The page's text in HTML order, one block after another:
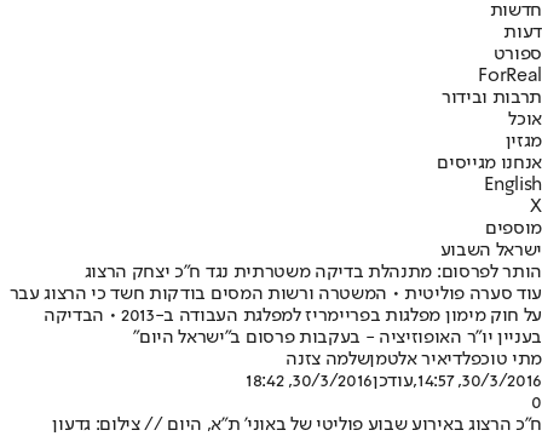
חדשות
דעות
ספורט
ForReal
תרבות ובידור
אוכל
מגזין
אנחנו מגייסים
English
X
מוספים
ישראל השבוע
הותר לפרסום: מתנהלת בדיקה משטרתית נגד ח"כ יצחק הרצוג
עוד סערה פוליטית • המשטרה ורשות המסים בודקות חשד כי הרצוג עבר
על חוק מימון מפלגות בפריימריז למפלגת העבודה ב-2013 • הבדיקה
בעניין יו"ר האופוזיציה - בעקבות פרסום ב"ישראל היום"
מתי טוכפלדיאיר אלטמןשלמה צזנה
30/3/2016, 14:57
,עודכן30/3/2016, 18:42
0
ח"כ הרצוג באירוע שבוע פוליטי של באוני' ת"א, היום // צילום: גדעון